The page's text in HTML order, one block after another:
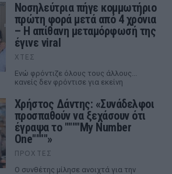
Νοσηλεύτρια πήγε κομμωτήριο
πρώτη φορά μετά από 4 χρόνια
– Η απίθανη μεταμόρφωσή της
έγινε viral
ΧΤΕΣ
Ενώ φρόντιζε όλους τους άλλους...
κανείς δεν φρόντισε για εκείνη
Χρήστος Δάντης: «Συνάδελφοι
προσπαθούν να ξεχάσουν ότι
έγραψα το """"My Number
One""""»
ΠΡΟΧΤΈΣ
Ο συνθέτης μίλησε ανοιχτά για την